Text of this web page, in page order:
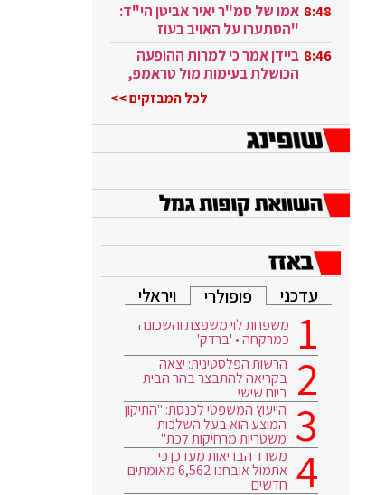
8:48 אמו של סמ"ר יאיר אביטן הי"ד:
"הסתערו על האויב בעוז
ובגבורה" 8:46 ביידן אמר כי למרות ההופעה
הכושלת בעימות מול טראמפ,
לכל המבזקים >>
עדכני פופולרי ויראלי
משפחת לוי משפצת והשכונה
כמרקחה • 'ברדק'
הרשות הפלסטינית: יצאה
בקריאה להתבצר בהר הבית
ביום שישי
הייעוץ המשפטי לכנסת: "התיקון
המוצע הוא בעל השלכות
משטריות מרחיקות לכת"
משרד הבריאות מעדכן כי
אתמול אובחנו 6,562 מאומתים
חדשים